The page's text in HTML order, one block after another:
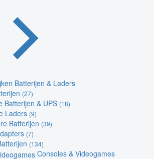
Batterijen & Laders
(27)
Batterijen & UPS (18)
Laders (9)
Batterijen (39)
(7)
(134)
Consoles & Videogames